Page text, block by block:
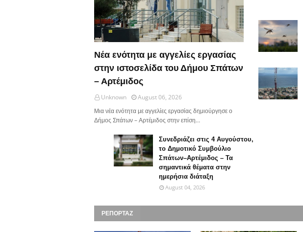
Νέα ενότητα με αγγελίες εργασίας
στην ιστοσελίδα του Δήμου Σπάτων
– Αρτέμιδος
Unknown
August 06, 2026
Μια νέα ενότητα με αγγελίες εργασίας δημιούργησε ο
Δήμος Σπάτων – Αρτέμιδος στην επίση…
Συνεδριάζει στις 4 Αυγούστου,
το Δημοτικό Συμβούλιο
Σπάτων–Αρτέμιδος – Τα
σημαντικά θέματα στην
ημερήσια διάταξη
August 04, 2026
ΡΕΠΟΡΤΑΖ